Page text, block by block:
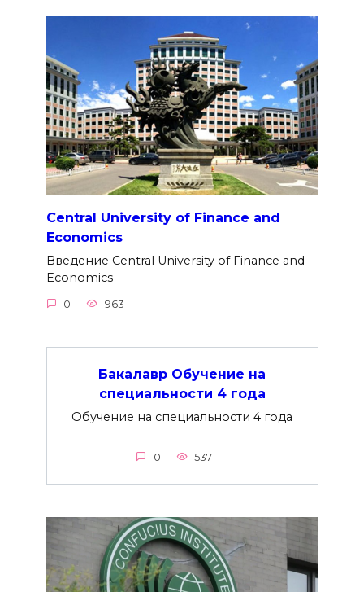
Central University of Finance and
Economics
Введение Central University of Finance and
Economics
0 963
Бакалавр Обучение на
специальности 4 года
Обучение на специальности 4 года
0 537